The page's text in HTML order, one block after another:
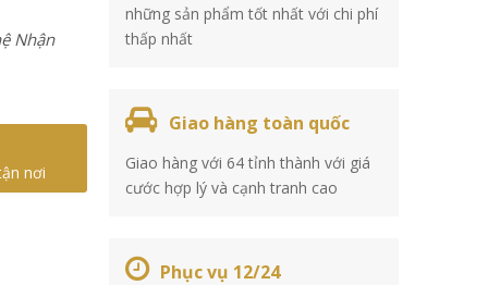
Nhận
nơi
những sản phẩm tốt nhất với chi phí
thấp nhất
Giao hàng toàn quốc
Giao hàng với 64 tỉnh thành với giá
cước hợp lý và cạnh tranh cao
Phục vụ 12/24